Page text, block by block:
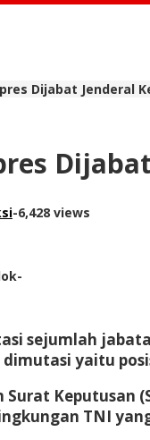
Dijabat Jenderal
-6,428 views
sejumlah
yaitu
Keputusan
TNI